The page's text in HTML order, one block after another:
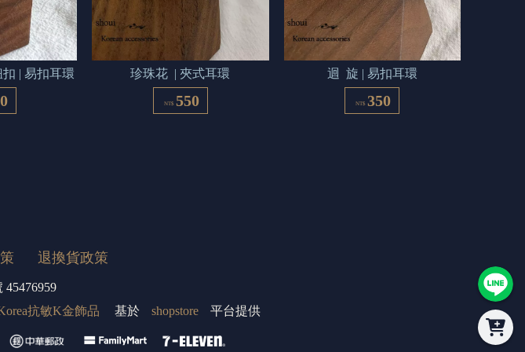
| 易扣耳環
NT$ 550
珍珠花  | 夾式耳環
NT$ 350
迴  旋 | 易扣耳環
退換貨政策
45476959
抗敏K金飾品 基於 shopstore 平台提供